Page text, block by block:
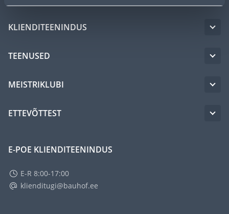
KLIENDITEENINDUS
TEENUSED
MEISTRIKLUBI
ETTEVÕTTEST
E-POE KLIENDITEENINDUS
E-R 8:00-17:00
klienditugi@bauhof.ee